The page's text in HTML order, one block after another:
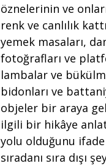
öznelerinin ve
renk ve canlılık
yemek masaları,
fotoğrafları ve
lambalar ve
bidonları ve
objeler bir araya
ilgili bir hikâye
yolu olduğunu
sıradanı sıra dışı